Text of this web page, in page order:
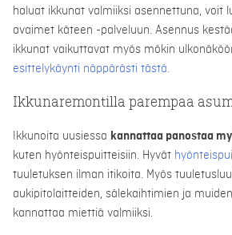
haluat ikkunat valmiiksi asennettuna, voit
avaimet käteen -palveluun. Asennus
ikkunat vaikuttavat myös mökin
esittelykäynti näppärästi tästä.
Ikkunaremontilla parempaa
Ikkunoita uusiessa kannattaa panostaa
kuten hyönteispuitteisiin. Hyvät
tuuletuksen ilman itikoita. Myös
aukipitolaitteiden, sälekaihtimien ja muiden
kannattaa miettiä valmiiksi.